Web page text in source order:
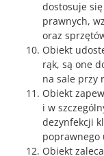
dostosuje
prawnych,
oraz
Obiekt
rąk, są one
na sale przy
Obiekt
i w
dezynfekcji
poprawnego
Obiekt